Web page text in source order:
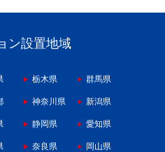
ン設置地域
栃木県 群馬県
神奈川県 新潟県
静岡県 愛知県
奈良県 岡山県